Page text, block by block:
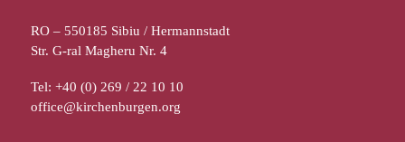
RO – 550185 Sibiu / Hermannstadt
Str. G-ral Magheru Nr. 4
Tel: +40 (0) 269 / 22 10 10
office@kirchenburgen.org